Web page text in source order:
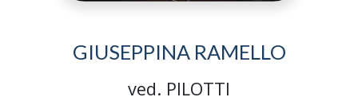
GIUSEPPINA RAMELLO
ved. PILOTTI